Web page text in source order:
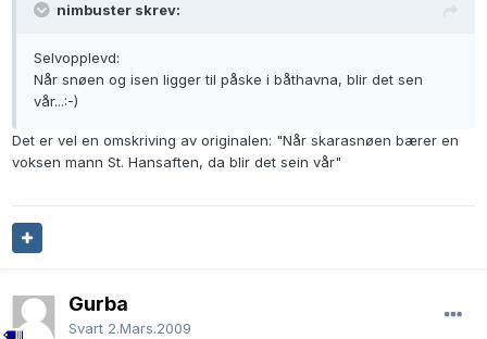
nimbuster skrev:
Selvopplevd:
Når snøen og isen ligger til påske i båthavna, blir det sen
vår...:-)
Det er vel en omskriving av originalen: "Når skarasnøen bærer en
voksen mann St. Hansaften, da blir det sein vår"
Gurba
Svart 2.Mars.2009